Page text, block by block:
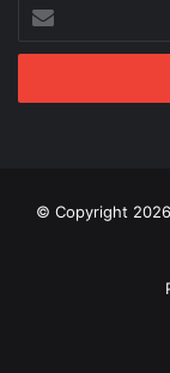
Email
adresu
© Copyright